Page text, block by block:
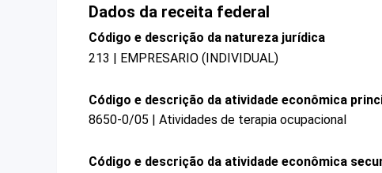
Dados da receita federal
Código e descrição da natureza jurídica
213 | EMPRESARIO (INDIVIDUAL)
Código e descrição da atividade econômica
8650-0/05 | Atividades de terapia ocupacional
Código e descrição da atividade econômica